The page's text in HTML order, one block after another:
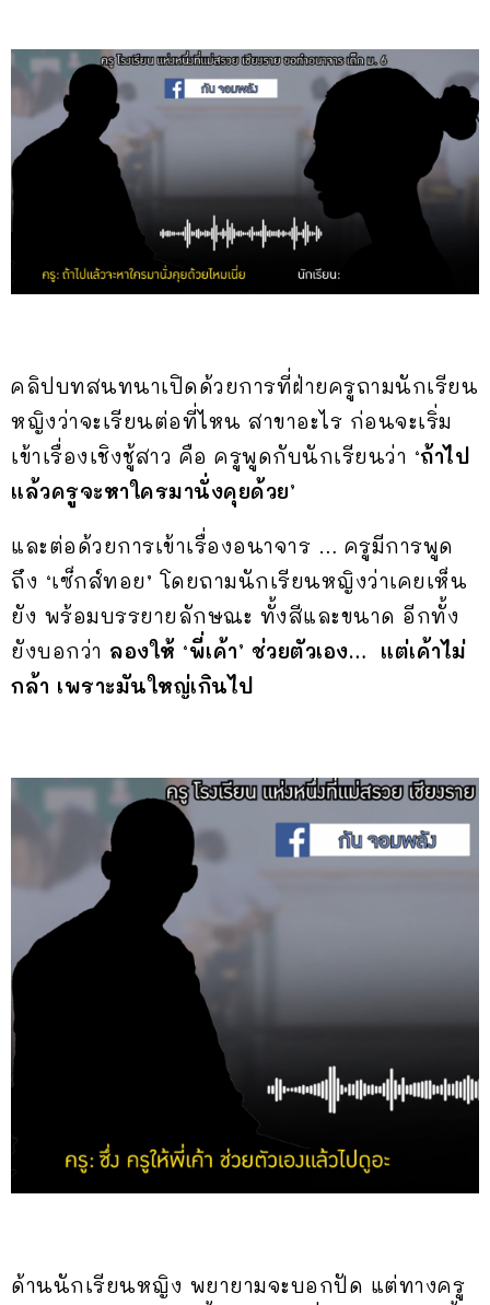
คลิปบทสนทนาเปิดด้วยการที่ฝ่ายครูถามนักเรียน
หญิงว่าจะเรียนต่อที่ไหน สาขาอะไร ก่อนจะเริ่ม
เข้าเรื่องเชิงชู้สาว คือ ครูพูดกับนักเรียนว่า ‘ถ้าไป
แล้วครูจะหาใครมานั่งคุยด้วย’
และต่อด้วยการเข้าเรื่องอนาจาร … ครูมีการพูด
ถึง ‘เซ็กส์ทอย’ โดยถามนักเรียนหญิงว่าเคยเห็น
ยัง พร้อมบรรยายลักษณะ ทั้งสีและขนาด อีกทั้ง
ยังบอกว่า ลองให้ ‘พี่เค้า’ ช่วยตัวเอง… แต่เค้าไม่
กล้า เพราะมันใหญ่เกินไป
ด้านนักเรียนหญิง พยายามจะบอกปัด แต่ทางครู